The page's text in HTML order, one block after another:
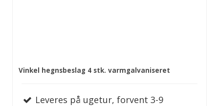
Vinkel hegnsbeslag 4 stk. varmgalvaniseret
Leveres på ugetur, forvent 3-9